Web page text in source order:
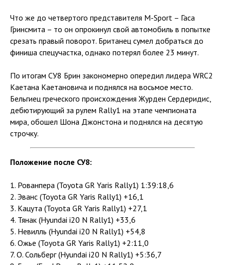
Что же до четвертого представителя M-Sport – Гаса
Гринсмита – то он опрокинул свой автомобиль в попытке
срезать правый поворот. Британец сумел добраться до
финиша спецучастка, однако потерял более 23 минут.
По итогам СУ8 Брин закономерно опередил лидера WRC2
Каетана Каетановича и поднялся на восьмое место.
Бельгиец греческого происхождения Журден Сердеридис,
дебютирующий за рулем Rally1 на этапе чемпионата
мира, обошел Шона Джонстона и поднялся на десятую
строчку.
Положение после СУ8:
1. Рованпера (Toyota GR Yaris Rally1) 1:39:18,6
2. Эванс (Toyota GR Yaris Rally1) +16,1
3. Кацута (Toyota GR Yaris Rally1) +27,1
4. Тянак (Hyundai i20 N Rally1) +33,6
5. Невилль (Hyundai i20 N Rally1) +54,8
6. Ожье (Toyota GR Yaris Rally1) +2:11,0
7. О. Сольберг (Hyundai i20 N Rally1) +5:36,7